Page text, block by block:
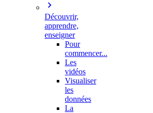
Découvrir,
apprendre,
enseigner
Pour
commencer...
Les
vidéos
Visualiser
les
données
La